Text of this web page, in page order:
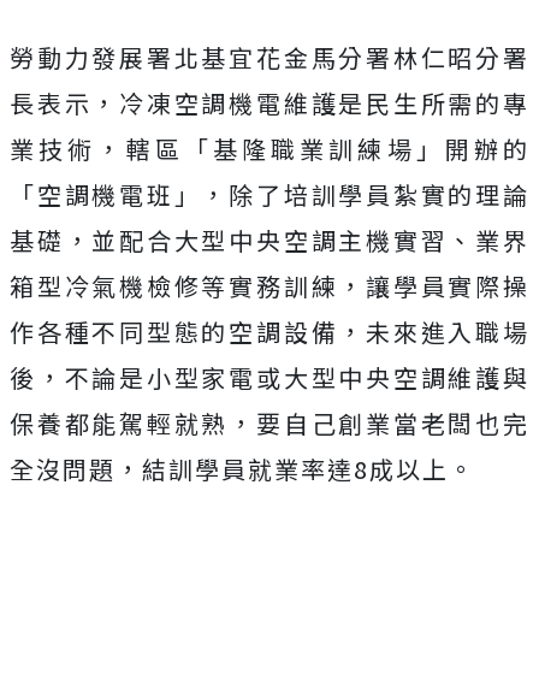
勞動力發展署北基宜花金馬分署林仁昭分署
長表示，冷凍空調機電維護是民生所需的專
業技術，轄區「基隆職業訓練場」開辦的
「空調機電班」，除了培訓學員紮實的理論
基礎，並配合大型中央空調主機實習、業界
箱型冷氣機檢修等實務訓練，讓學員實際操
作各種不同型態的空調設備，未來進入職場
後，不論是小型家電或大型中央空調維護與
保養都能駕輕就熟，要自己創業當老闆也完
全沒問題，結訓學員就業率達8成以上。